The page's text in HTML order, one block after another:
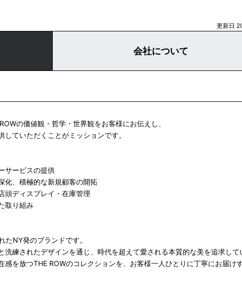
更新日
会社について
の価値観・哲学・世界観をお客様にお伝えし、
ていただくことがミッションです。
サービスの提供
化、積極的な新規顧客の開拓
頭ディスプレイ・在庫管理
取り組み
NY発のブランドです。
洗練されたデザインを通じ、時代を超えて愛される本質的な美を追求して
感を放つTHE ROWのコレクションを、お客様一人ひとりに丁寧にお届け